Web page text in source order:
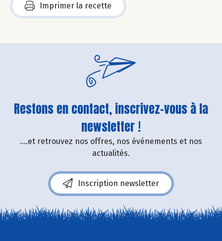
Imprimer la recette
Restons en contact, inscrivez-vous à la
newsletter !
....et retrouvez nos offres, nos événements et nos
actualités.
Inscription newsletter